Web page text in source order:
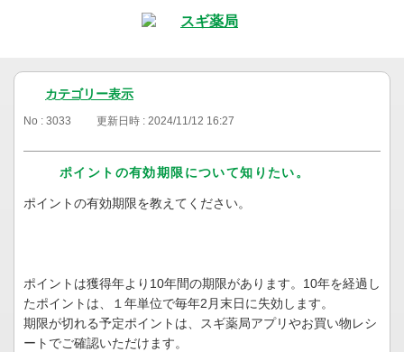
カテゴリー表示
No : 3033 更新日時 : 2024/11/12 16:27
ポイントの有効期限について知りたい。
ポイントの有効期限を教えてください。
ポイントは獲得年より10年間の期限があります。10年を経過し
たポイントは、１年単位で毎年2月末日に失効します。
期限が切れる予定ポイントは、スギ薬局アプリやお買い物レシ
ートでご確認いただけます。